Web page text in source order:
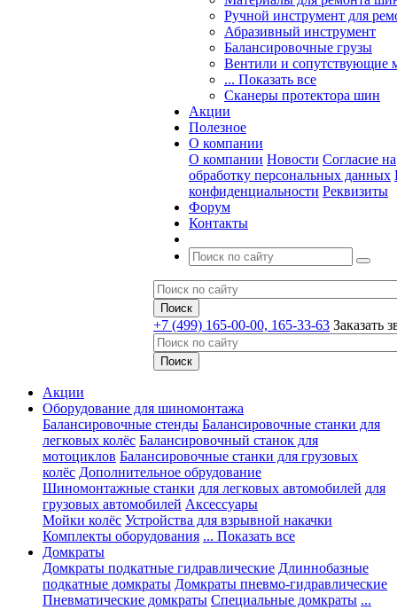
Ручной инструмент для
Абразивный инструмент
Балансировочные грузы
Вентили и сопутствующие
... Показать все
Сканеры протектора шин
Акции
Полезное
О компании
О компании Новости Согласие на
обработку персональных данных
конфиденциальности Реквизиты
Форум
Контакты
+7 (499) 165-00-00, 165-33-63 Заказать
Акции
Оборудование для шиномонтажа
Балансировочные стенды Балансировочные станки для
легковых колёс Балансировочный станок для
мотоциклов Балансировочные станки для грузовых
колёс Дополнительное обрудование
Шиномонтажные станки для легковых автомобилей для
грузовых автомобилей Аксессуары
Мойки колёс Устройства для взрывной накачки
Комплекты оборудования ... Показать все
Домкраты
Домкраты подкатные гидравлические Длиннобазные
подкатные домкраты Домкраты пневмо-гидравлические
Пневматические домкраты Специальные домкраты ...